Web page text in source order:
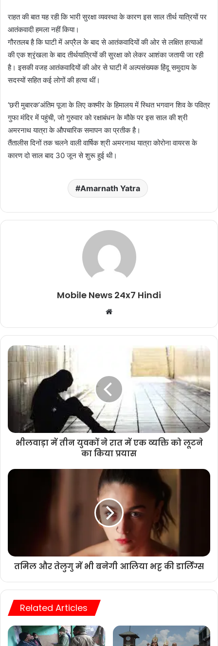
राहत की बात यह रही कि भारी सुरक्षा व्यवस्था के कारण इस साल तीर्थ यात्रियों पर
आतंकवादी हमला नहीं किया।
गौरतलब है कि घाटी में अप्रैल के बाद से आतंकवादियों की ओर से लक्षित हत्याओं
की एक श्रृंखला के बाद तीर्थयात्रियों की सुरक्षा को लेकर आशंका जतायी जा रही
है। इसकी वजह आतंकवादियों की ओर से घाटी में अल्पसंख्यक हिंदू समुदाय के
सदस्यों सहित कई लोगों की हत्या थीं।
‘छरी मुबारक’अंतिम पूजा के लिए कश्मीर के हिमालय में स्थित भगवान शिव के पवित्र
गुफा मंदिर में पहुंची, जो गुरुवार को रक्षाबंधन के मौके पर इस साल की श्री
अमरनाथ यात्रा के औपचारिक समापन का प्रतीक है।
तैंतालीस दिनों तक चलने वाली वार्षिक श्री अमरनाथ यात्रा कोरोना वायरस के
कारण दो साल बाद 30 जून से शुरू हुई थी।
Amarnath Yatra
Mobile News 24x7 Hindi
Website
भीलवाड़ा में तीन युवकों ने रात में एक व्यक्ति को लूटने
का किया प्रयास
तमिल और तेलुगु में भी बनेगी आलिया भट्ट की डार्लिंग्स
Related Articles